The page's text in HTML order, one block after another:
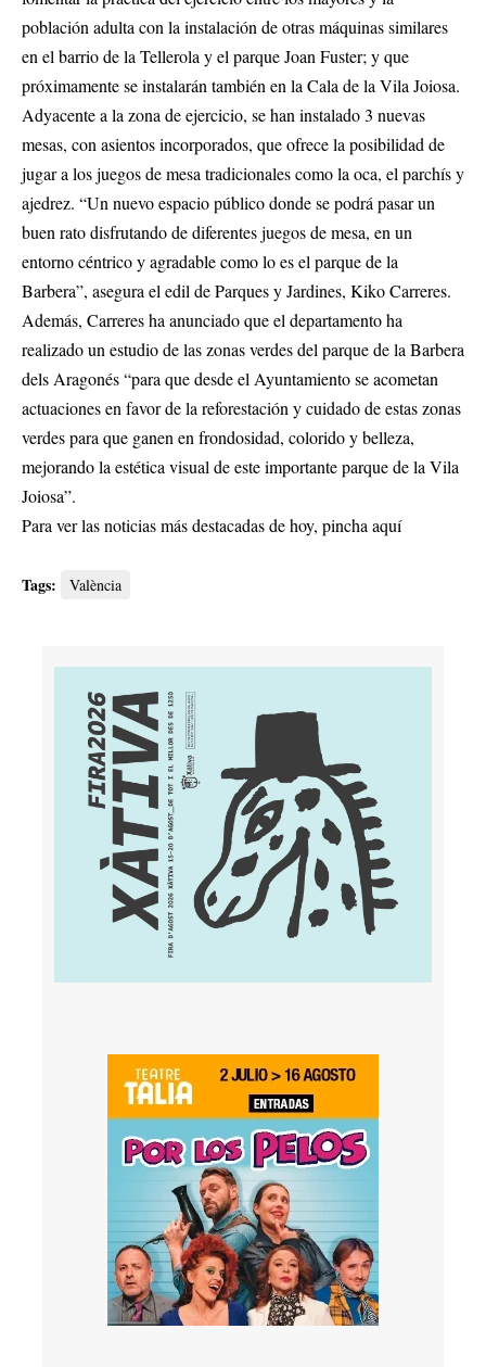
población adulta con la instalación de otras máquinas similares
en el barrio de la Tellerola y el parque Joan Fuster; y que
próximamente se instalarán también en la Cala de la Vila Joiosa.
Adyacente a la zona de ejercicio, se han instalado 3 nuevas
mesas, con asientos incorporados, que ofrece la posibilidad de
jugar a los juegos de mesa tradicionales como la oca, el parchís y
ajedrez. “Un nuevo espacio público donde se podrá pasar un
buen rato disfrutando de diferentes juegos de mesa, en un
entorno céntrico y agradable como lo es el parque de la
Barbera”, asegura el edil de Parques y Jardines, Kiko Carreres.
Además, Carreres ha anunciado que el departamento ha
realizado un estudio de las zonas verdes del parque de la Barbera
dels Aragonés “para que desde el Ayuntamiento se acometan
actuaciones en favor de la reforestación y cuidado de estas zonas
verdes para que ganen en frondosidad, colorido y belleza,
mejorando la estética visual de este importante parque de la Vila
Joiosa”.
Para ver las noticias más destacadas de hoy, pincha aquí
Tags: València